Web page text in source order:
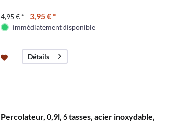
4,95 € * 3,95 € *
immédiatement disponible
Détails
Percolateur, 0,9l, 6 tasses, acier inoxydable,